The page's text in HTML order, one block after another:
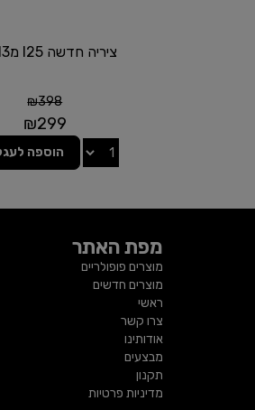
ציריה חדשה I25 מ10-13
₪398
₪299
הוספה
מפת האתר
מוצרים פופולריים
מוצרים חדשים
ראשי
צרו קשר
אודותינו
מבצעים
תקנון
מדיניות פרטיות